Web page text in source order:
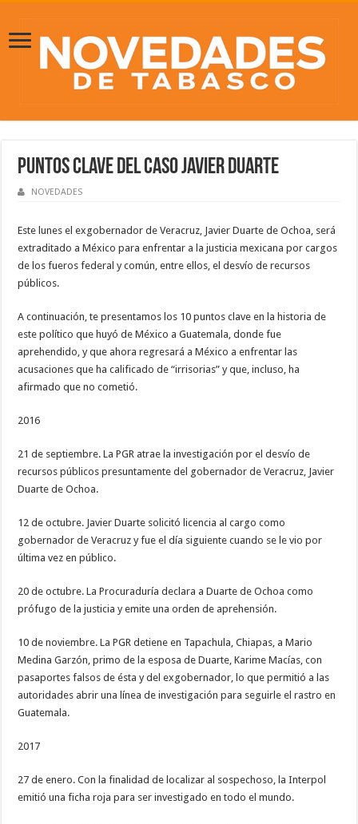
Puntos clave del caso Javier Duarte
NOVEDADES
Este lunes el exgobernador de Veracruz, Javier Duarte de Ochoa, será
extraditado a México para enfrentar a la justicia mexicana por cargos
de los fueros federal y común, entre ellos, el desvío de recursos
públicos.
A continuación, te presentamos los 10 puntos clave en la historia de
este político que huyó de México a Guatemala, donde fue
aprehendido, y que ahora regresará a México a enfrentar las
acusaciones que ha calificado de “irrisorias” y que, incluso, ha
afirmado que no cometió.
2016
21 de septiembre. La PGR atrae la investigación por el desvío de
recursos públicos presuntamente del gobernador de Veracruz, Javier
Duarte de Ochoa.
12 de octubre. Javier Duarte solicitó licencia al cargo como
gobernador de Veracruz y fue el día siguiente cuando se le vio por
última vez en público.
20 de octubre. La Procuraduría declara a Duarte de Ochoa como
prófugo de la justicia y emite una orden de aprehensión.
10 de noviembre. La PGR detiene en Tapachula, Chiapas, a Mario
Medina Garzón, primo de la esposa de Duarte, Karime Macías, con
pasaportes falsos de ésta y del exgobernador, lo que permitió a las
autoridades abrir una línea de investigación para seguirle el rastro en
Guatemala.
2017
27 de enero. Con la finalidad de localizar al sospechoso, la Interpol
emitió una ficha roja para ser investigado en todo el mundo.